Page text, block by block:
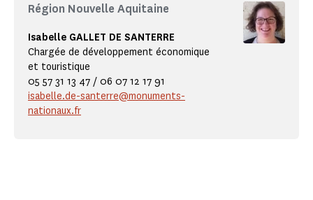
Région Nouvelle Aquitaine
Isabelle GALLET DE SANTERRE
Chargée de développement économique
et touristique
05 57 31 13 47 / 06 07 12 17 91
isabelle.de-santerre@monuments-
nationaux.fr